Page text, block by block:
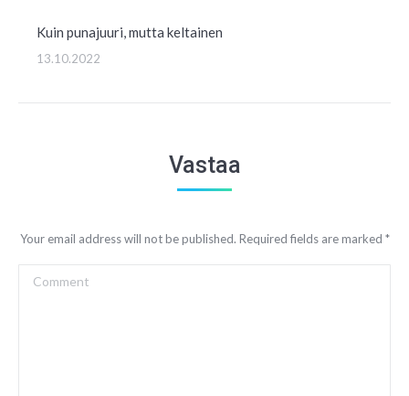
Kuin punajuuri, mutta keltainen
13.10.2022
Vastaa
Your email address will not be published. Required fields are marked *
Comment